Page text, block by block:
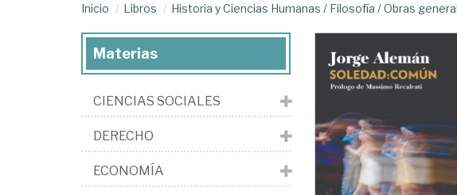
Inicio Libros Historia y Ciencias Humanas / Filosofía /Obras
Materias
CIENCIAS SOCIALES
DERECHO
ECONOMÍA